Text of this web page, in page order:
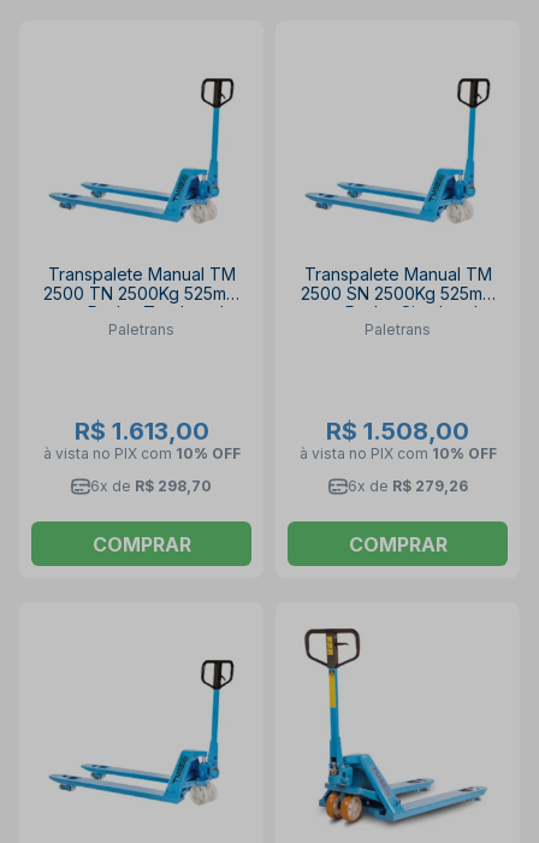
Transpalete Manual TM
2500 TN 2500Kg 525mm
com Rodas Tandem de
Nylon PALETRANS
Paletrans
R$ 1.613,00
à vista no PIX com 10% OFF
6x de R$ 298,70
COMPRAR
Transpalete Manual TM
2500 SN 2500Kg 525mm
com Rodas Simples de
Nylon PALETRANS
Paletrans
R$ 1.508,00
à vista no PIX com 10% OFF
6x de R$ 279,26
COMPRAR